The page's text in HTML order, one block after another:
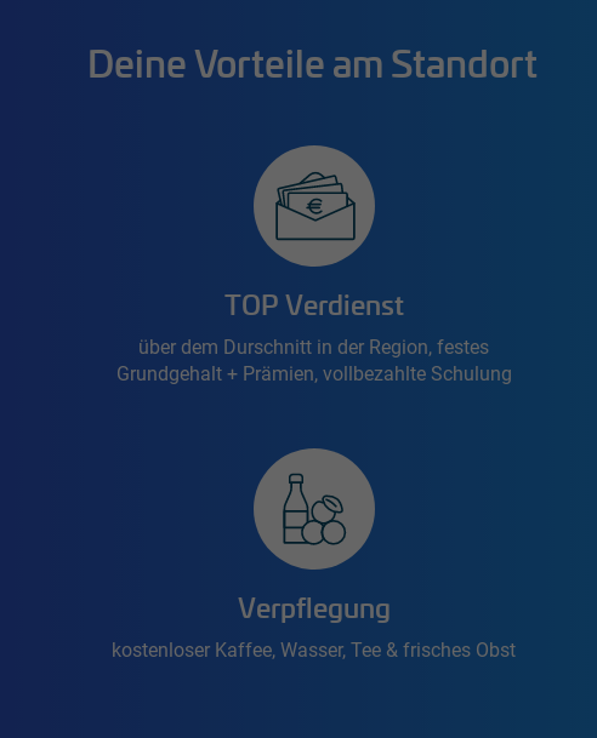
Deine Vorteile am Standort
TOP Verdienst
über dem Durschnitt in der Region, festes
Grundgehalt + Prämien, vollbezahlte Schulung
Verpflegung
kostenloser Kaffee, Wasser, Tee & frisches Obst